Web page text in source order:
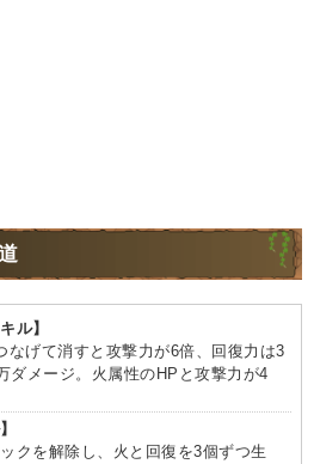
ル】
なげて消すと攻撃力が6倍、回復力は3
ダメージ。火属性のHPと攻撃力が4
クを解除し、火と回復を3個ずつ生